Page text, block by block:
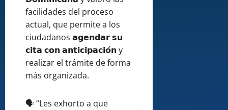
facilidades del proceso
actual, que permite a los
ciudadanos 𝗮𝗴𝗲𝗻𝗱𝗮𝗿 𝘀𝘂
𝗰𝗶𝘁𝗮 𝗰𝗼𝗻 𝗮𝗻𝘁𝗶𝗰𝗶𝗽𝗮𝗰𝗶𝗼́𝗻 y
realizar el trámite de forma
más organizada.
🗣️ “Les exhorto a que